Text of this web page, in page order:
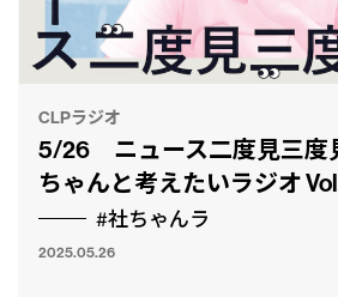
CLPラジオ
5/26 ニュース二度見三度
ちゃんと考えたいラジオ
#社ちゃんラ
2025.05.26